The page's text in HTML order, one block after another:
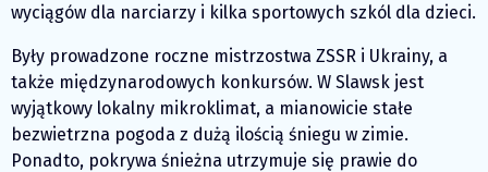
wyciągów dla narciarzy i kilka sportowych szkól dla dzieci.
Były prowadzone roczne mistrzostwa ZSSR i Ukrainy, a
także międzynarodowych konkursów. W Slawsk jest
wyjątkowy lokalny mikroklimat, a mianowicie stałe
bezwietrzna pogoda z dużą ilością śniegu w zimie.
Ponadto, pokrywa śnieżna utrzymuje się prawie do